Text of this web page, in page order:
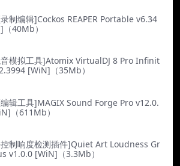
制编辑]Cockos REAPER Portable v6.34
40Mb）
音模拟工具]Atomix VirtualDJ 8 Pro Infinit
[WiN]（35Mb）
辑工具]MAGIX Sound Forge Pro v12.0.
（611Mb）
制响度检测插件]Quiet Art Loudness Gr
v1.0.0 [WiN]（3.3Mb）